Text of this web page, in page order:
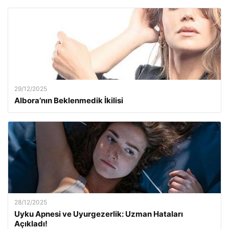
29/12/2025
Albora’nın Beklenmedik İkilisi
28/12/2025
Uyku Apnesi ve Uyurgezerlik: Uzman Hataları
Açıkladı!